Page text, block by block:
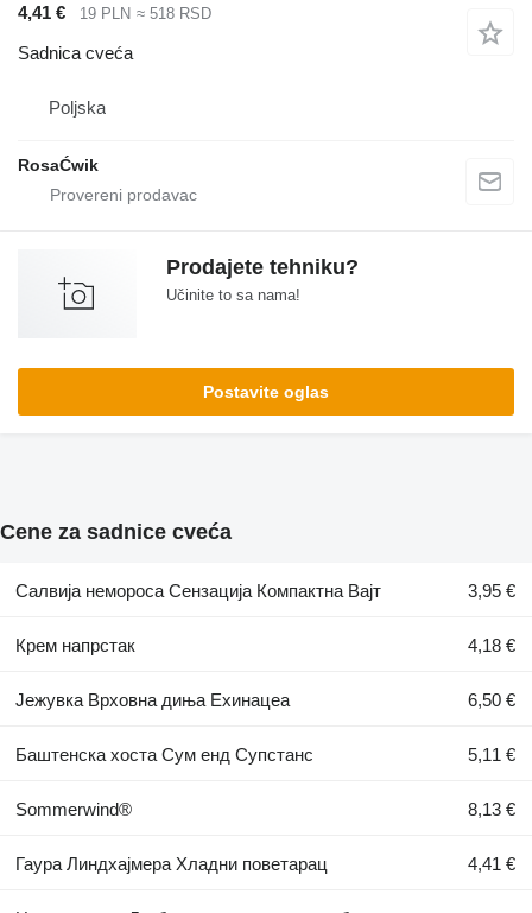
4,41 €
19 PLN ≈ 518 RSD
Sadnica cveća
Poljska
RosaĆwik
Prodajete tehniku?
Učinite to sa nama!
Postavite oglas
Cene za sadnice cveća
Салвија немороса Сензација Компактна Вајт 3,95 €
Крем напрстак 4,18 €
Јежувка Врховна диња Ехинацеа 6,50 €
Баштенска хоста Сум енд Супстанс 5,11 €
Sommerwind® 8,13 €
Гаура Линдхајмера Хладни поветарац 4,41 €